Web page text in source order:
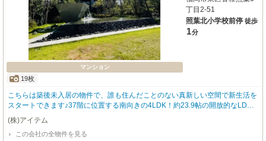
マンション
19枚
丁目2-51
照葉北小学校前停 徒歩
1分
こちらは築後未入居の物件で、誰も住んだことのない真新しい空間で新生活を
スタートできます♪37階に位置する南向きの4LDK！約23.9帖の開放的なLDK
が家族のお家時間を大切に育みます♪約24㎡のワイドバルコニーからは、贅沢
なオーシャンビューと素晴らしい眺望が広がります◎小中学校も近く、子育て
世代にも安心です★収納も豊富で、食洗機やディスポーザー、浴室乾燥機、床
(株)アイテム
この会社の全物件を見る